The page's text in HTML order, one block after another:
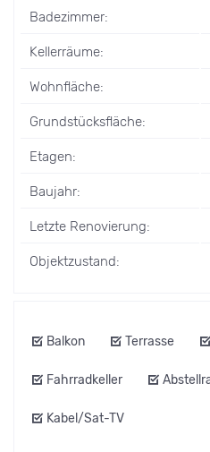
Badezimmer:
Kellerräume:
Wohnfläche:
Grundstücksfläche:
Etagen:
Baujahr:
Letzte Renovierung:
Objektzustand:
Balkon Terrasse
Fahrradkeller
Kabel/Sat-TV